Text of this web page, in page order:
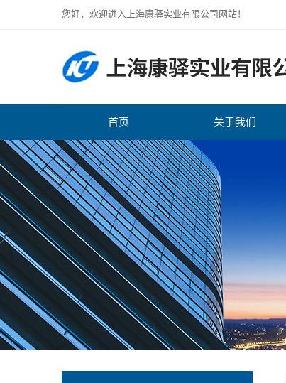
您好，欢迎进入上海康驿实业有限公司网站！
首页 关于我们